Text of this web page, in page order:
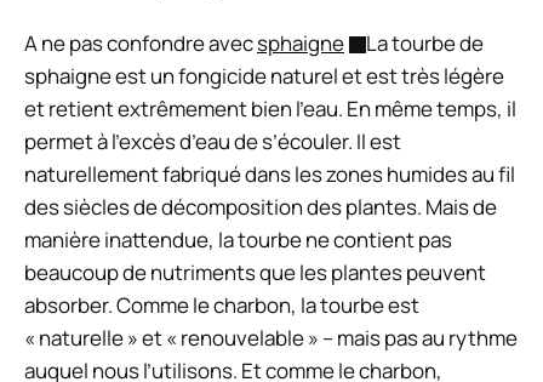
A ne pas confondre avecsphaigne
La tourbe de
sphaigne est un fongicide naturel et est très légère
et retient extrêmement bien l’eau. En même temps, il
permet à l’excès d’eau de s’écouler. Il est
naturellement fabriqué dans les zones humides au fil
des siècles de décomposition des plantes. Mais de
manière inattendue, la tourbe ne contient pas
beaucoup de nutriments que les plantes peuvent
absorber. Comme le charbon, la tourbe est
« naturelle » et « renouvelable » – mais pas au rythme
auquel nous l’utilisons. Et comme le charbon,